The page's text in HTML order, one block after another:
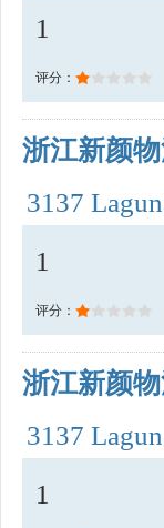
1
评分：
浙江新颜
3137
1
评分：
浙江新颜
3137
1